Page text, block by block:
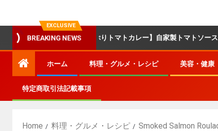
EXCLUSIVE
BREAKING NEWS
【旨みたっぷりトマトカレー】自家製トマトソースを活用！市
ホーム 料理・グルメ・レシピ 美容・健康
特定商取引法記載事項
Home 料理・グルメ・レシピ Smoked Salmon